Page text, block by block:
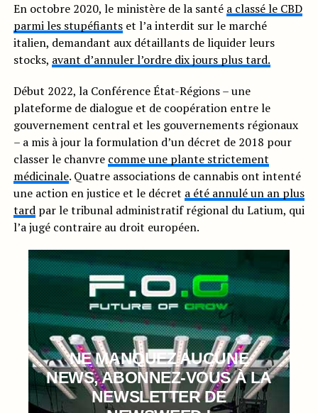
En octobre 2020, le ministère de la santé a classé le CBD
parmi les stupéfiantset l’a interdit sur le marché
italien, demandant aux détaillants de liquider leurs
stocks, avant d’annuler l’ordre dix jours plus tard.
Début 2022, la Conférence État-Régions – une
plateforme de dialogue et de coopération entre le
gouvernement central et les gouvernements régionaux
– a mis à jour la formulation d’un décret de 2018 pour
classer le chanvre comme une plante strictement
médicinale. Quatre associations de cannabis ont intenté
une action en justice et le décret a été annulé un an plus
tardpar le tribunal administratif régional du Latium, qui
l’a jugé contraire au droit européen.
NE MANQUEZ AUCUNE
NEWS, ABONNEZ-VOUS À LA
NEWSLETTER DE